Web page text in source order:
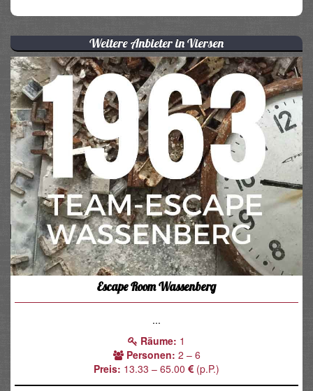
Weitere Anbieter in Viersen
Escape Room Wassenberg
...
Räume: 1
Personen: 2 – 6
Preis: 13.33 – 65.00 (p.P.)